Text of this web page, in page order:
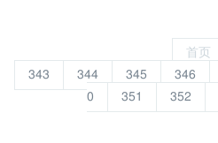
首页
343
344 345 346
0
351 352